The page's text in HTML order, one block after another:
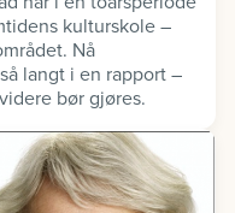
kulturskole –
Nå
langt i en rapport –
bør gjøres.